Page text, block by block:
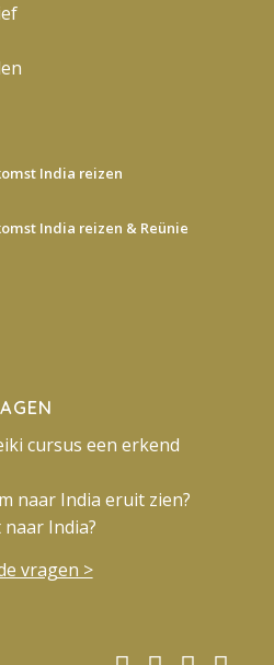
India reizen
India reizen & Reünie
cursus een erkend
naar India eruit zien?
India?
vragen >